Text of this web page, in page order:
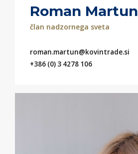
Roman Martun
član nadzornega sveta
roman.martun@kovintrade.si
+386 (0) 3 4278 106